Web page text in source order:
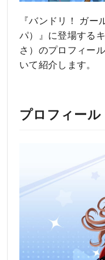
『バンドリ！ ガ
パ）』に登場する
さ）のプロフィー
いて紹介します。
プロフィール